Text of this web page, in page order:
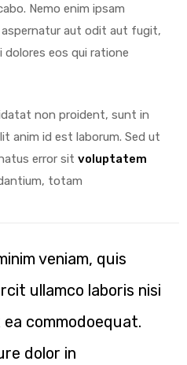
Nemo enim ipsam
aut odit aut fugit,
dolores eos qui ratione
non proident, sunt in
anim id est laborum. Sed ut
error sit voluptatem
totam
veniam, quis
ullamco laboris nisi
commodoequat.
dolor in